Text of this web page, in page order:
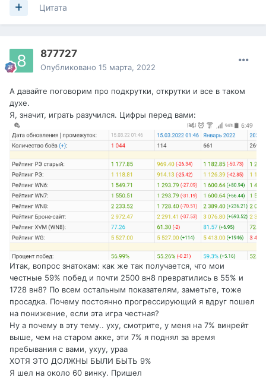
Цитата
877727
Опубликовано 15 марта, 2022
А давайте поговорим про подкрутки, открутки и все в таком
духе.
Я, значит, играть разучился. Цифры перед вами:
Итак, вопрос знатокам: как же так получается, что мои
честные 59% побед и почти 2500 вн8 превратились в 55% и
1728 вн8? По всем остальным показателям, заметьте, тоже
просадка. Почему постоянно прогрессирующий я вдруг пошел
на понижение, если эта игра честная?
Ну а почему в эту тему.. уху, смотрите, у меня на 7% винрейт
выше, чем на старом акке, эти 7% я поднял за время
пребывания с вами, ухуу, ураа
ХОТЯ ЭТО ДОЛЖНЫ БЫЛИ БЫТЬ 9%
Я шел на около 60 винку. Пришел